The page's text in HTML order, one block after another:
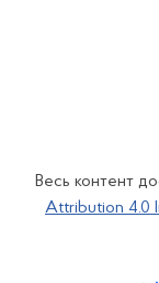
Весь контент
Attribution 4.0